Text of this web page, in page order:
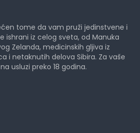
tome da vam pruži jedinstvene i
ishrani iz celog sveta, od Manuka
Zelanda, medicinskih gljiva iz
i netaknutih delova Sibira. Za vaše
usluzi preko 18 godina.